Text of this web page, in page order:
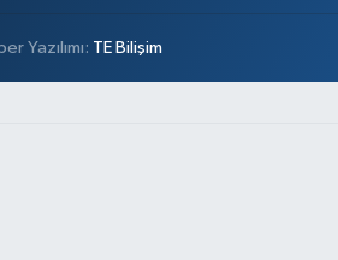
Yazılımı: TE Bilişim